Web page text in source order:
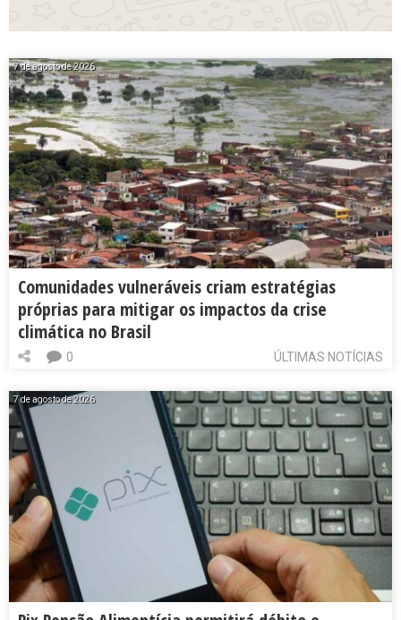
7 de agosto de 2026
Comunidades vulneráveis criam estratégias
próprias para mitigar os impactos da crise
climática no Brasil
ÚLTIMAS NOTÍCIAS
0
7 de agosto de 2026